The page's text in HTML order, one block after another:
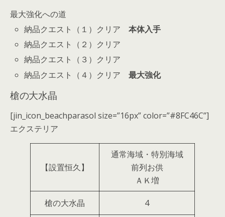
最大強化への道
納品クエスト（１）クリア本体入手
納品クエスト（２）クリア
納品クエスト（３）クリア
納品クエスト（４）クリア最大強化
槍の大水晶
[jin_icon_beachparasol size=”16px” color=”#8FC46C”]
エクステリア
【設置恒久】
通常海域・特別海域
前列お供
ＡＫ増
槍の大水晶 4